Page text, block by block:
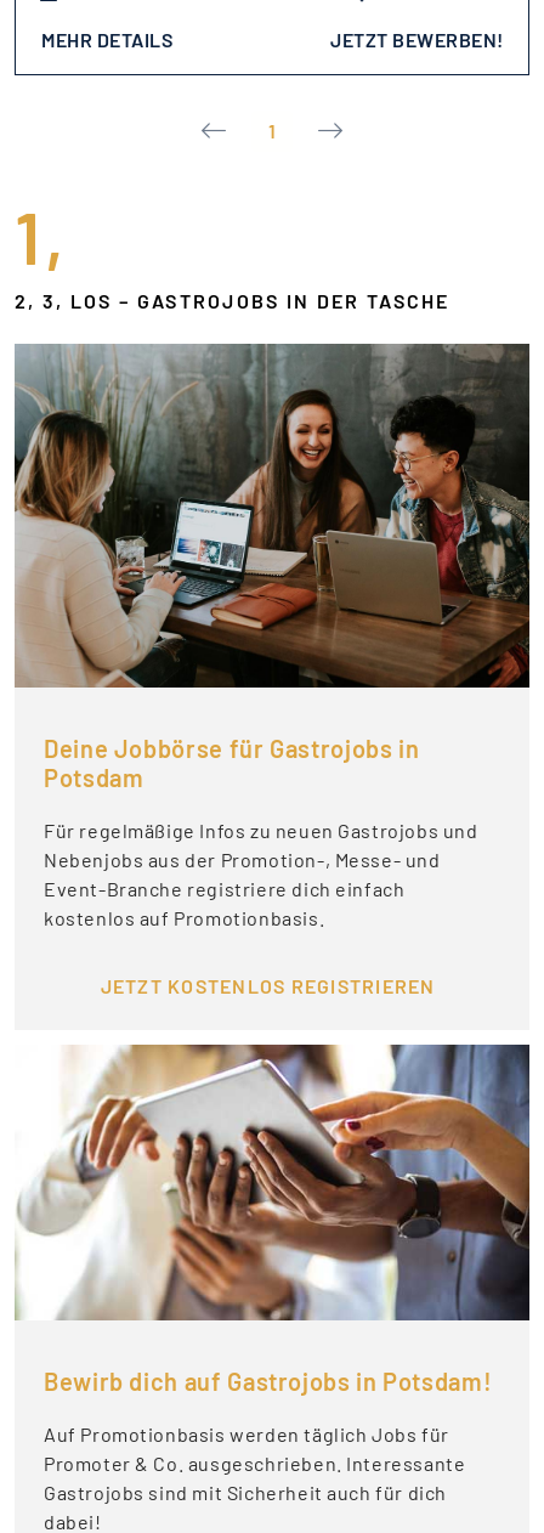
MEHR DETAILS JETZT BEWERBEN!
1
1,
2, 3, LOS – GASTROJOBS IN DER TASCHE
Deine Jobbörse für Gastrojobs in
Potsdam
Für regelmäßige Infos zu neuen Gastrojobs und
Nebenjobs aus der Promotion-, Messe- und
Event-Branche registriere dich einfach
kostenlos auf Promotionbasis.
JETZT KOSTENLOS REGISTRIEREN
Bewirb dich auf Gastrojobs in Potsdam!
Auf Promotionbasis werden täglich Jobs für
Promoter & Co. ausgeschrieben. Interessante
Gastrojobs sind mit Sicherheit auch für dich
dabei!